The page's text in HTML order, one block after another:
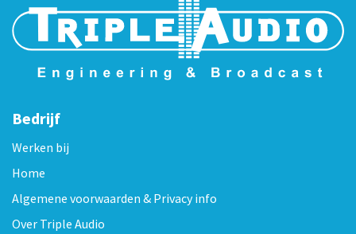
Bedrijf
Werken bij
Home
Algemene voorwaarden & Privacy info
Over Triple Audio